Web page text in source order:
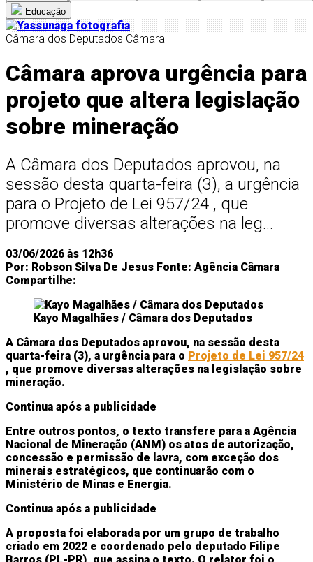
Educação
Câmara dos Deputados Câmara
Câmara aprova urgência para
projeto que altera legislação
sobre mineração
A Câmara dos Deputados aprovou, na
sessão desta quarta-feira (3), a urgência
para o Projeto de Lei 957/24 , que
promove diversas alterações na leg...
03/06/2026 às 12h36
Por: Robson Silva De Jesus Fonte: Agência Câmara
Compartilhe:
Kayo Magalhães / Câmara dos Deputados
A Câmara dos Deputados aprovou, na sessão desta
quarta-feira (3), a urgência para o Projeto de Lei 957/24
, que promove diversas alterações na legislação sobre
mineração.
Continua após a publicidade
Entre outros pontos, o texto transfere para a Agência
Nacional de Mineração (ANM) os atos de autorização,
concessão e permissão de lavra, com exceção dos
minerais estratégicos, que continuarão com o
Ministério de Minas e Energia.
Continua após a publicidade
A proposta foi elaborada por um grupo de trabalho
criado em 2022 e coordenado pelo deputado Filipe